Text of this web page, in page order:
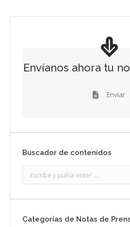
Envíanos ahora tu
Enviar
Buscador de contenidos
Categorías de Notas de